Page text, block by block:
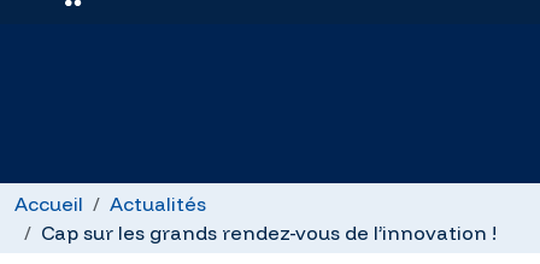
Accueil
Actualités
Cap sur les grands rendez-vous de l’innovation !